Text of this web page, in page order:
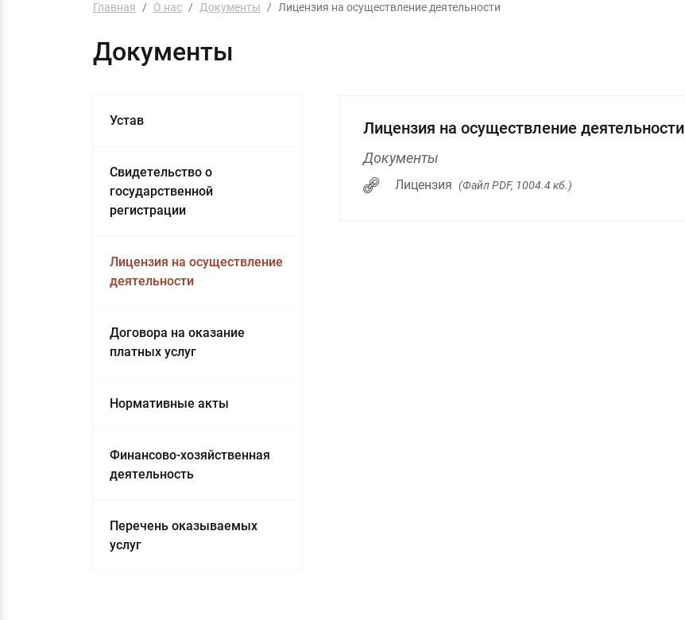
Главная О нас Документы Лицензия на осуществление деятельности
Документы
Устав
Свидетельство о
государственной
регистрации
Лицензия на осуществление
деятельности
Договора на оказание
платных услуг
Нормативные акты
Финансово-хозяйственная
деятельность
Перечень оказываемых
услуг
Лицензия на осуществление деятельности
Документы
Лицензия (Файл PDF, 1004.4 кб.)